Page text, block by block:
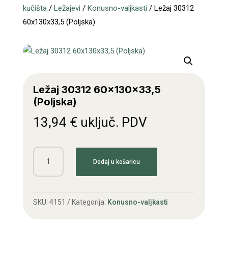
kučišta/ Ležajevi / Konusno-valjkasti / Ležaj 30312
60x130x33,5 (Poljska)
Ležaj 30312 60x130x33,5
(Poljska)
13,94 € uključ. PDV
Ležaj
30312
(Poljska)
količina
Dodaj u košaricu
SKU: 4151 Kategorija: Konusno-valjkasti